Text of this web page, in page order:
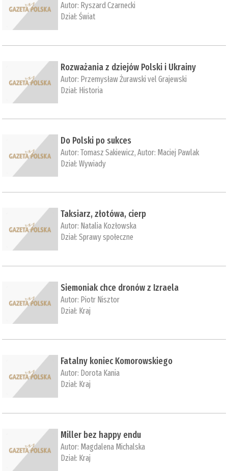
Autor: Ryszard Czarnecki
Dział:Świat
Rozważania z dziejów Polski i Ukrainy
Autor: Przemysław Żurawski vel Grajewski
Dział: Historia
Do Polski po sukces
Autor:Tomasz Sakiewicz, Autor: Maciej Pawlak
Dział:Wywiady
Taksiarz, złotówa, cierp
Autor: Natalia Kozłowska
Dział:Sprawy społeczne
Siemoniak chce dronów z Izraela
Autor: Piotr Nisztor
Dział: Kraj
Fatalny koniec Komorowskiego
Autor: Dorota Kania
Dział: Kraj
Miller bez happy endu
Autor: Magdalena Michalska
Dział: Kraj